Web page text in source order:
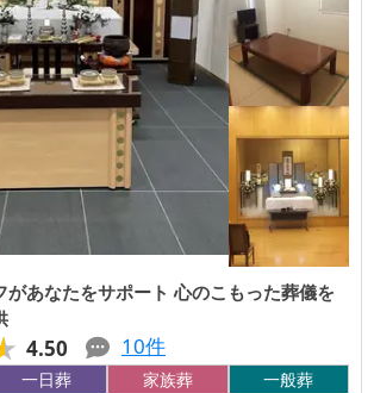
があなたをサポート 心のこもった葬儀を
4.50 10件
一日葬
家族葬
一般葬